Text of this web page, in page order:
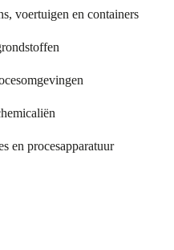
voertuigen en containers
en procesapparatuur